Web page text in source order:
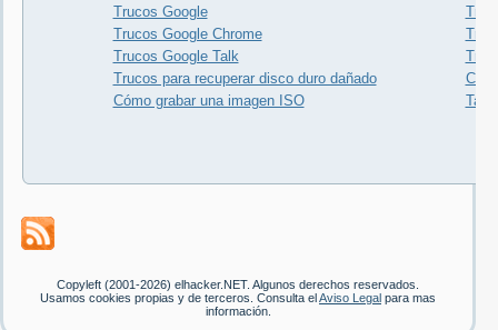
Trucos Google
Trucos Google Chrome
Trucos Google Talk
Trucos para recuperar disco duro dañado
Cómo grabar una imagen ISO
Copyleft (2001-2026) elhacker.NET. Algunos derechos reservados.
Usamos cookies propias y de terceros. Consulta el Aviso Legal para mas
información.